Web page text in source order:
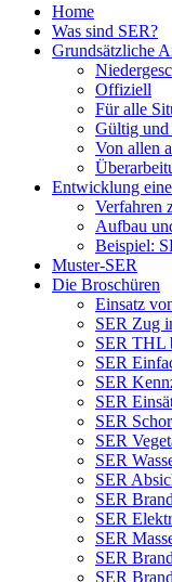
Home
Was sind SER?
Grundsätzliche
Offiziell
Für alle
Gültig und
Von allen
Entwicklung
Verfahren
Aufbau
Beispiel:
Muster-SER
Die Broschüren
Einsatz
SER Zug
SER THL
SER
SER
SER
SER
SER
SER
SER
SER
SER
SER
SER
SER